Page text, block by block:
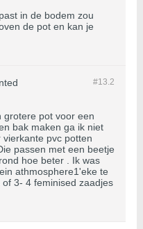
in de bodem zou
de pot en kan je
#13.2
grotere pot voor een
bak maken ga ik niet
pvc potten
passen met een beetje
hoe beter . Ik was
athmosphere1'eke te
3- 4 feminised zaadjes